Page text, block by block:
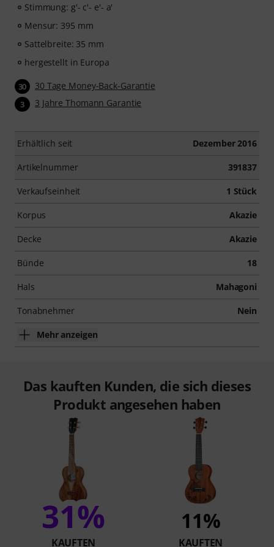
Stimmung: g'- c'- e'- a'
Mensur: 395 mm
Sattelbreite: 35 mm
hergestellt in Europa
30 30 Tage Money-Back-Garantie
3 3 Jahre Thomann Garantie
Erhältlich seit Dezember 2016
Artikelnummer 391837
Verkaufseinheit 1 Stück
Korpus Akazie
Decke Akazie
Bünde 18
Hals Mahagoni
Tonabnehmer Nein
Mehr anzeigen
Das kauften Kunden, die sich dieses
Produkt angesehen haben
31%
KAUFTEN
11%
KAUFTEN